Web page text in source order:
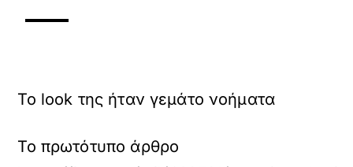
Το look της ήταν γεμάτο νοήματα
Το πρωτότυπο άρθρο